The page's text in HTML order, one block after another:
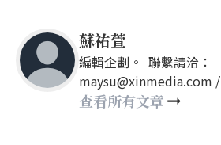
蘇祐萱
編輯企劃。 聯繫請洽：
maysu@xinmedia.com /
may860527@gmail.com
查看所有文章